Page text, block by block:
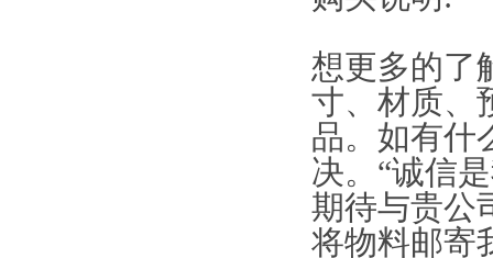
想更多的了
寸、材质、
品。如有什
决。“诚信
期待与贵公
将物料邮寄